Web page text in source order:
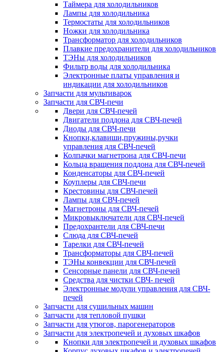
Таймера для холодильников
Лампы для холодильника
Термостаты для холодильников
Ножки для холодильника
Трансформатор для холодильников
Плавкие предохранители для холодильников
ТЭНы для холодильников
Фильтр воды для холодильника
Электронные платы управления и
индикации для холодильников
Запчасти для мультиварок
Запчасти для СВЧ-печи
Двери для СВЧ-печей
Двигатели поддона для СВЧ-печей
Диоды для СВЧ-печи
Кнопки,клавиши,пружины,ручки
управления для СВЧ-печей
Колпачки магнетрона для СВЧ-печи
Кольца вращения поддона для СВЧ-печей
Конденсаторы для СВЧ-печей
Коуплеры для СВЧ-печи
Крестовины для СВЧ-печей
Лампы для СВЧ-печей
Магнетроны для СВЧ-печей
Микровыключатели для СВЧ-печей
Предохрантели для СВЧ-печи
Слюда для СВЧ-печей
Тарелки для СВЧ-печей
Трансформаторы для СВЧ-печей
ТЭНы конвекции для СВЧ-печей
Сенсорные панели для СВЧ-печей
Средства для чистки СВЧ- печей
Электронные модули управления для СВЧ-
печей
Запчасти для сушильных машин
Запчасти для тепловой пушки
Запчасти для утюгов, парогенераторов
Запчасти для электропечей и духовых шкафов
Кнопки для электропечей и духовых шкафов